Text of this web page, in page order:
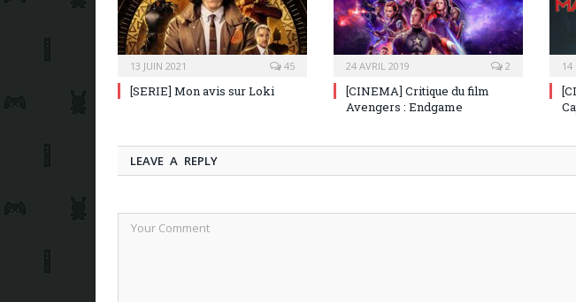
13 JUIN 2021 45
[SERIE] Mon avis sur Loki
24 AVRIL 2019 2
[CINEMA] Critique du film
Avengers : Endgame
14
LEAVE A REPLY